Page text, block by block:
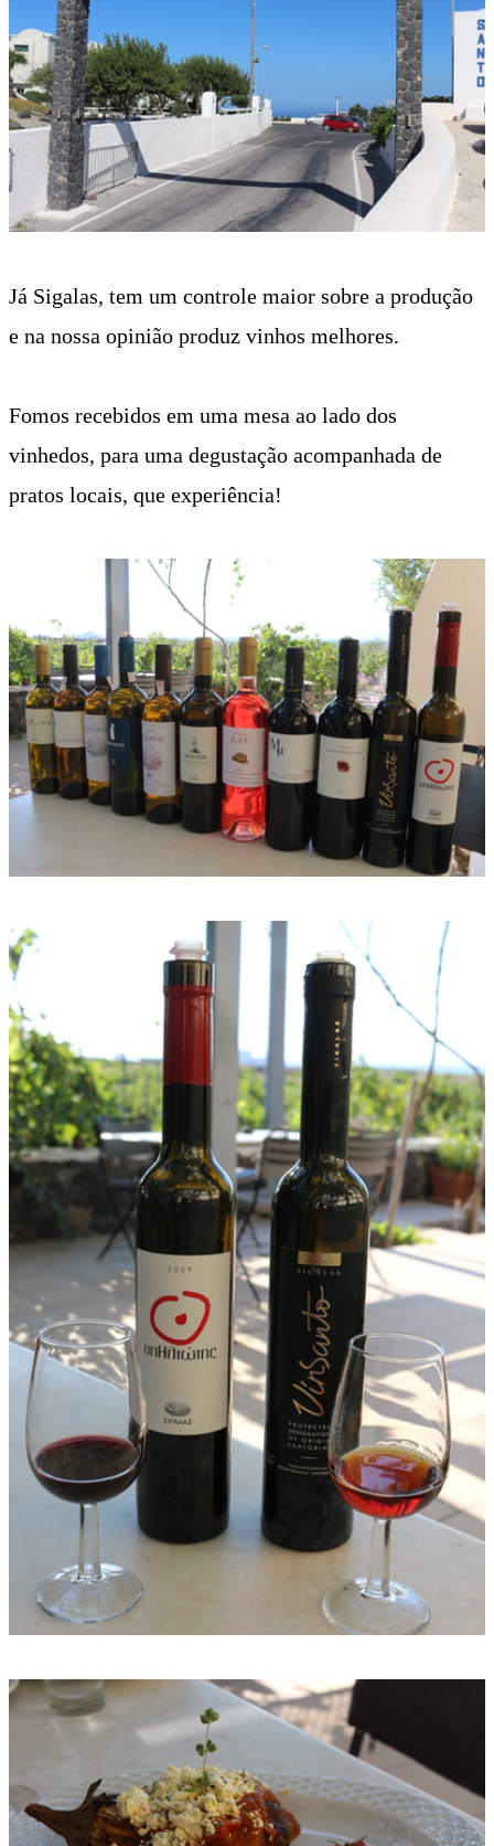
Já Sigalas, tem um controle maior sobre a produção
e na nossa opinião produz vinhos melhores.
Fomos recebidos em uma mesa ao lado dos
vinhedos, para uma degustação acompanhada de
pratos locais, que experiência!